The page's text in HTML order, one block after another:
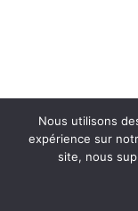
©2026 -
Nous utilisons
expérience sur
site, nous